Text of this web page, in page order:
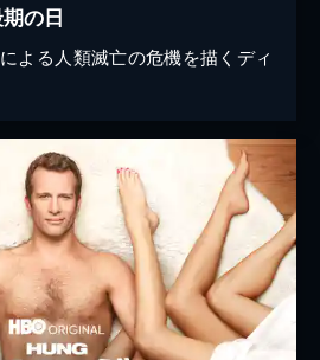
の日
よる人類滅亡の危機を描くディ